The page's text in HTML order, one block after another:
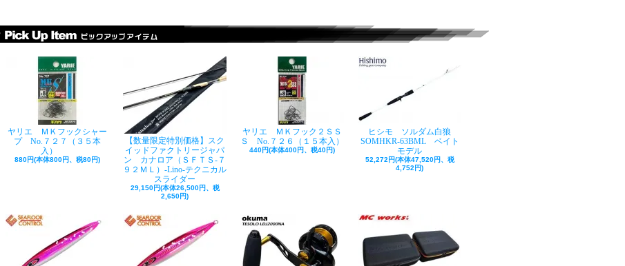
ヤリエ ＭＫフックシャー
プ No.７２７（３５本
入）
880円(本体800円、税80円)
【数量限定特別価格】スク
イッドファクトリージャパ
ン カナロア（ＳＦＴＳ-７
９２ＭＬ）-Lino-テクニカル
スライダー
29,150円(本体26,500円、税
2,650円)
ヤリエ ＭＫフック２ＳＳ
Ｓ No.７２６（１５本入）
440円(本体400円、税40円)
ヒシモ ソルダム白狼
SOMHKR-63BML ベイト
モデル
52,272円(本体47,520円、税
4,752円)